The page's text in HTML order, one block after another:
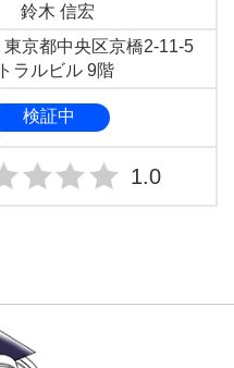
鈴木 信宏
東京都中央区京橋2-11-5
ラルビル 9階
検証中
1.0